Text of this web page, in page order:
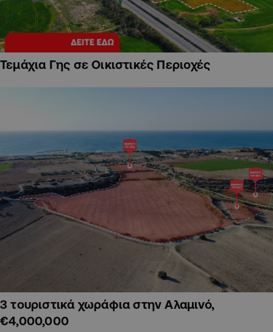
Τεμάχια Γης σε Οικιστικές Περιοχές
3 τουριστικά χωράφια στην Αλαμινό,
€4,000,000